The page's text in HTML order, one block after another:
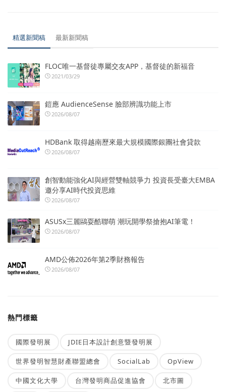
精選新聞稿 最新新聞稿
FLOC唯一基督徒專屬交友APP，基督徒的新福音
2021/03/29
鎧應 AudienceSense 臉部辨識功能上市
2026/08/07
HDBank 取得越南歷來最大規模國際銀團社會貸款
2026/08/07
創智動能強化AI與經營雙軸競爭力 投資長受臺大EMBA
邀分享AI時代投資思維
2026/08/07
ASUSx三麗鷗耍酷聯萌 潮玩開學祭搶抱AI筆電！
2026/08/07
AMD公佈2026年第2季財務報告
2026/08/07
熱門標籤
國際發明展 JDIE日本設計創意暨發明展
世界發明智慧財產聯盟總會 SocialLab OpView
中國文化大學 台灣發明商品促進協會 北市圖